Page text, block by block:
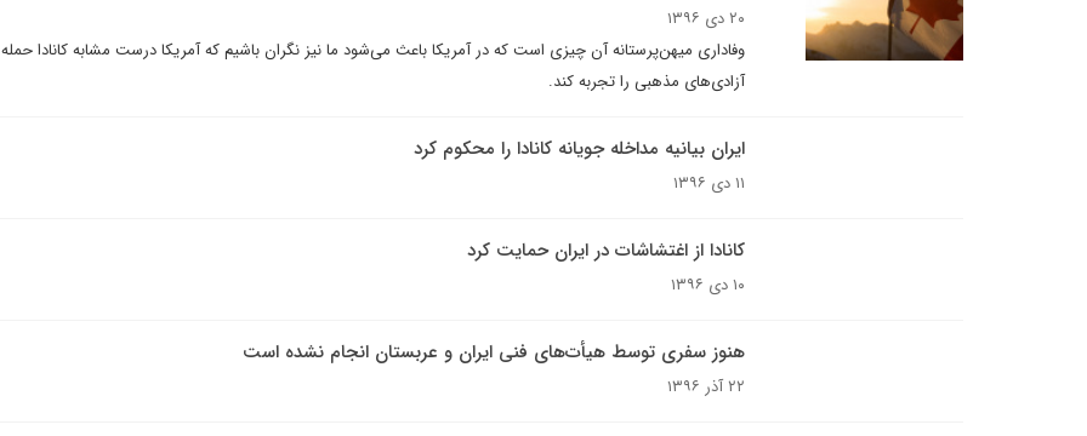
۲۰ دی ۱۳۹۶
وفاداری میهن‌پرستانه آن چیزی است که در آمریکا باعث می‌شود ما نیز نگران باشیم که آمریکا درست مشابه کانادا
آزادی‌های مذهبی را تجربه کند.
ایران بیانیه مداخله جویانه کانادا را محکوم کرد
۱۱ دی ۱۳۹۶
کانادا از اغتشاشات در ایران حمایت کرد
۱۰ دی ۱۳۹۶
هنوز سفری توسط هیأت‌های فنی ایران و عربستان انجام نشده است
۲۲ آذر ۱۳۹۶